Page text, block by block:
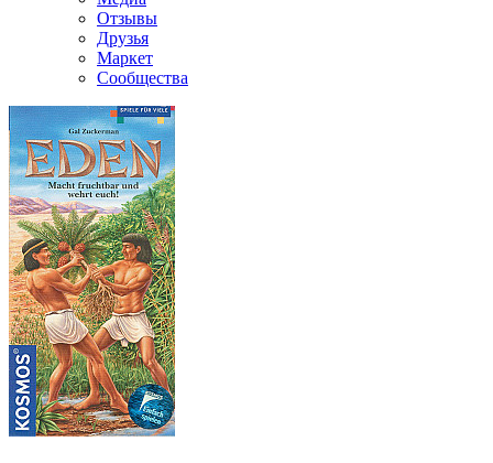
Отзывы
Друзья
Маркет
Сообщества